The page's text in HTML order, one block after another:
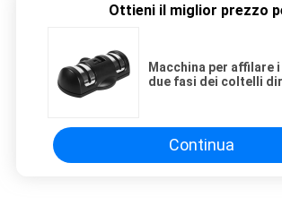
Ottieni il miglior prezzo
Macchina per affilare
due fasi dei coltelli
Continua